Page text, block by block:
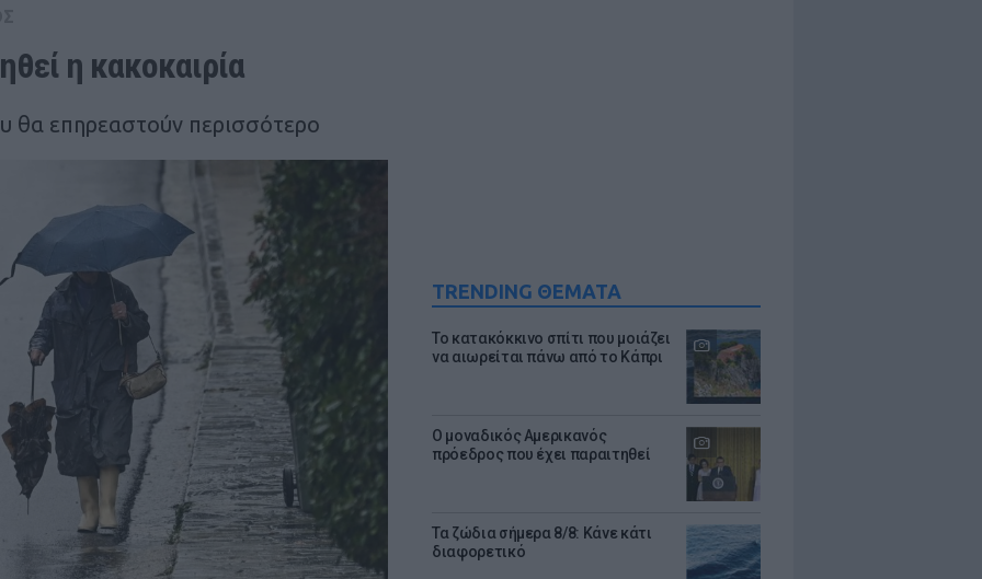
TRENDING ΘΕΜΑΤΑ
Το κατακόκκινο σπίτι που μοιάζει
να αιωρείται πάνω από το Κάπρι
Ο μοναδικός Αμερικανός
πρόεδρος που έχει παραιτηθεί
Τα ζώδια σήμερα 8/8: Κάνε κάτι
διαφορετικό
η κακοκαιρία
θα επηρεαστούν περισσότερο